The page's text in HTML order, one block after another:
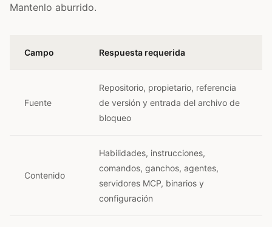
Mantenlo aburrido.
Campo Respuesta requerida
Fuente
Repositorio, propietario, referencia
de versión y entrada del archivo de
bloqueo
Contenido
Habilidades, instrucciones,
comandos, ganchos, agentes,
servidores MCP, binarios y
configuración